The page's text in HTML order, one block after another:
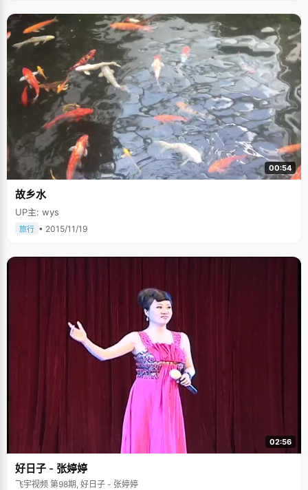
00:54
故乡水
UP主: wys
旅行 • 2015/11/19
02:56
好日子 - 张婷婷
飞宇视频 第98期, 好日子 - 张婷婷